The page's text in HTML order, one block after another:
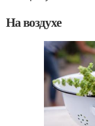
На воздухе